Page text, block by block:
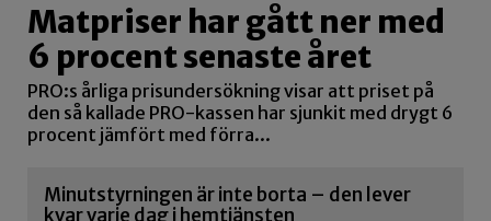
Matpriser har gått ner med
6 procent senaste året
PRO:s årliga prisundersökning visar att priset på
den så kallade PRO-kassen har sjunkit med drygt 6
procent jämfört med förra...
Minutstyrningen är inte borta – den lever
kvar varje dag i hemtjänsten